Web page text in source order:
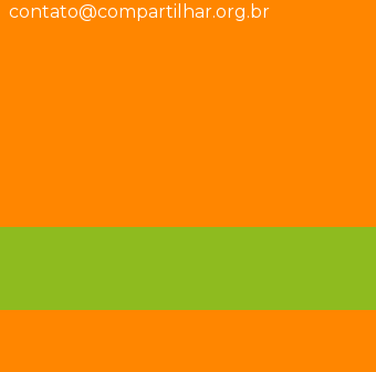
contato@compartilhar.org.br